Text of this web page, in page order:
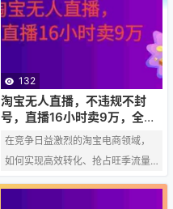
人心中的“香饽饽”。更有甚者，号称
每天只需利用零碎时间，就能轻松
实现月入3w+的盈利目标！ 那么，
什么是零撸空投项目呢？ 简单来
说，零撸空投项目指的是一些区块
链项目方为了推广项目、吸引用
户，而进行的免费赠送代币或Toke
n的活动。用户只需…
132
淘宝无人直播，不违规不封
号，直播16小时卖9万，全年
旺季！可批量矩阵
在竞争日益激烈的淘宝电商领域，
如何实现高效转化、抢占旺季流量
成为每个商家面临的挑战。近年